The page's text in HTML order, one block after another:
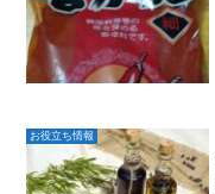
お役立ち情報